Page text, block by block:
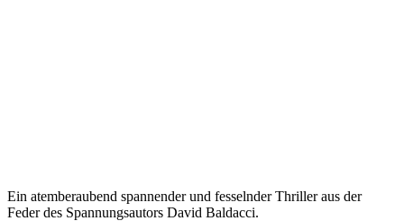
Ein atemberaubend spannender und fesselnder Thriller aus der
Feder des Spannungsautors David Baldacci.